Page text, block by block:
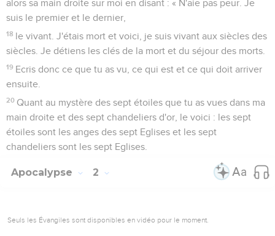
alors sa main droite sur moi en disant : « N'aie pas peur. Je
suis le premier et le dernier,
18 le vivant. J'étais mort et voici, je suis vivant aux siècles des
siècles. Je détiens les clés de la mort et du séjour des morts.
19 Ecris donc ce que tu as vu, ce qui est et ce qui doit arriver
ensuite.
20 Quant au mystère des sept étoiles que tu as vues dans ma
main droite et des sept chandeliers d'or, le voici : les sept
étoiles sont les anges des sept Eglises et les sept
chandeliers sont les sept Eglises.
Apocalypse 2
Seuls les Évangiles sont disponibles en vidéo pour le moment.